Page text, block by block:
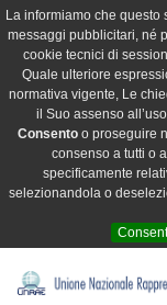
La informiamo che questo
messaggi pubblicitari, né
cookie tecnici di
Quale ulteriore
normativa vigente, Le
il Suo assenso
Consento o proseguire
consenso a tutti o
specificamente
selezionandola o